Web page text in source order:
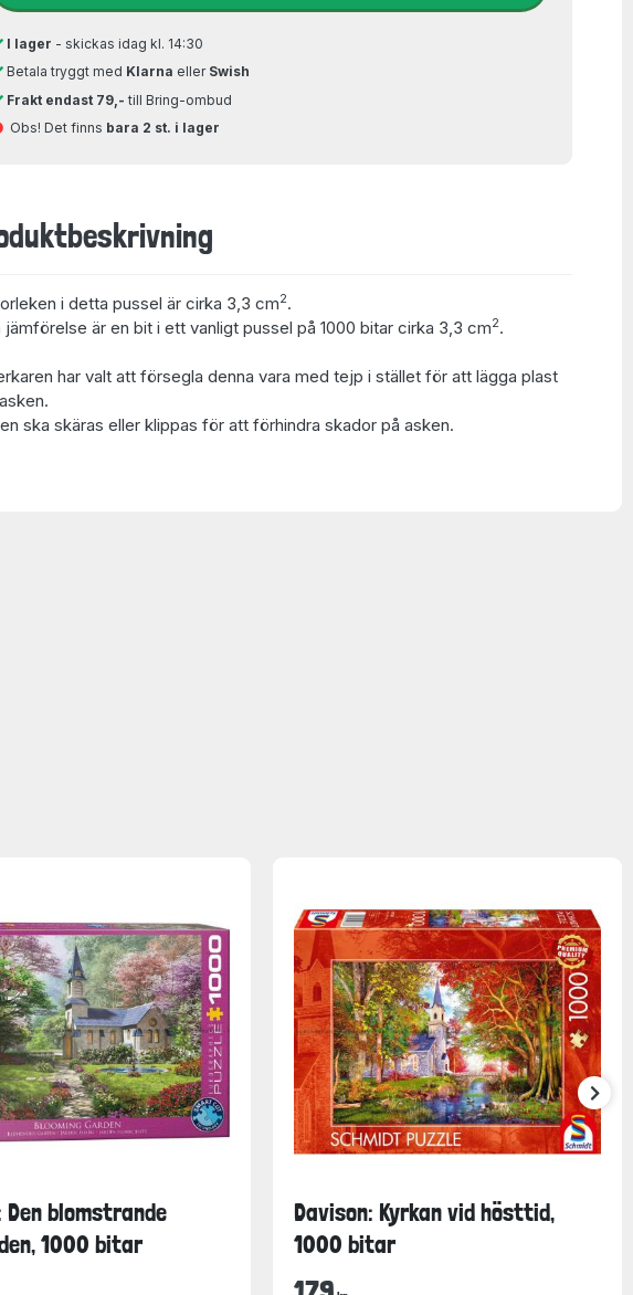
I lager - skickas idag kl. 14:30
Betala tryggt med Klarna eller Swish
Frakt endast 79,- till Bring-ombud
Obs! Det finns bara 2 st. i lager
i detta pussel är cirka 3,3 cm2.
jämförelse är en bit i ett vanligt pussel på 1000 bitar cirka 3,3 cm2.
har valt att försegla denna vara med tejp i stället för att lägga plast
ska skäras eller klippas för att förhindra skador på asken.
Den blomstrande
1000 bitar
Davison: Kyrkan vid hösttid,
1000 bitar